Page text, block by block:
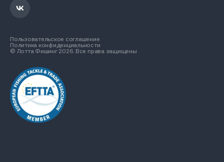
Пользовательское соглашение
Политика конфиденциальности
© Лотта Фишинг 2026. Все права защищены